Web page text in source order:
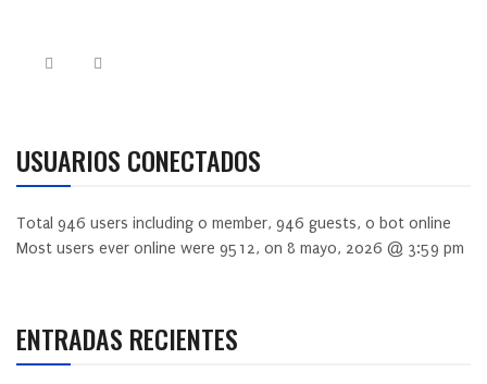
USUARIOS CONECTADOS
Total 946 users including 0 member, 946 guests, 0 bot online
Most users ever online were 9512, on 8 mayo, 2026 @ 3:59 pm
ENTRADAS RECIENTES